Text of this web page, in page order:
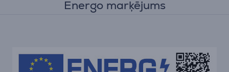
Energo marķējums